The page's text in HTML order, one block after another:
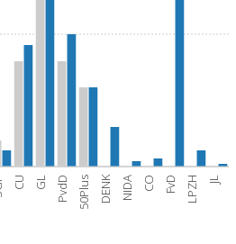
CU GL PvdD 50Plus DENK NIDA CO FvD LPZH JL